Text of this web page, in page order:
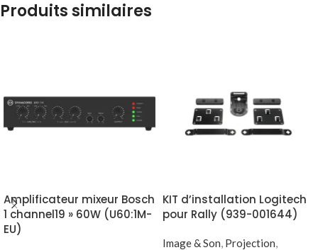
Produits similaires
Amplificateur mixeur Bosch
1 channel19 » 60W (U60:1M-
EU)
KIT d’installation Logitech
pour Rally (939-001644)
Image & Son Projection